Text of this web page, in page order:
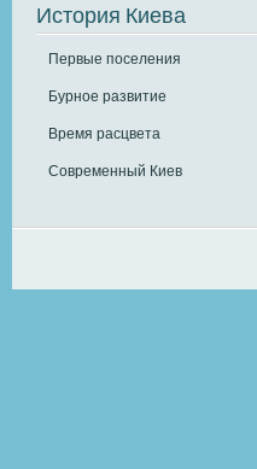
История Киева
Первые поселения
Бурное развитие
Время расцвета
Современный Киев